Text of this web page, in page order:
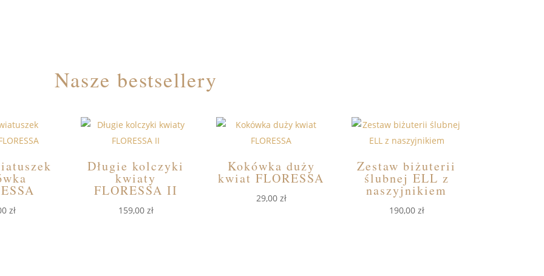
Nasze bestsellery
zł
Długie kolczyki
kwiaty
FLORESSA II
159,00 zł
Kokówka duży
kwiat FLORESSA
29,00 zł
Zestaw biżuterii
ślubnej ELL z
naszyjnikiem
190,00 zł